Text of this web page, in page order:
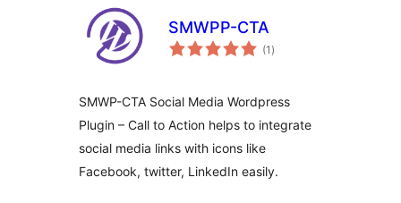
SMWPP-CTA
(1 مجموعی
درجہ
)
SMWP-CTA Social Media Wordpress
Plugin – Call to Action helps to integrate
social media links with icons like
Facebook, twitter, LinkedIn easily.